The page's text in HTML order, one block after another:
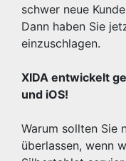
schwer neue
Dann haben Sie
einzuschlagen.
XIDA entwickelt
und iOS!
Warum sollten Sie
überlassen, wenn